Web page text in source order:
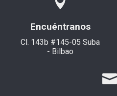
Encuéntranos
Cl. 143b #145-05 Suba
- Bilbao